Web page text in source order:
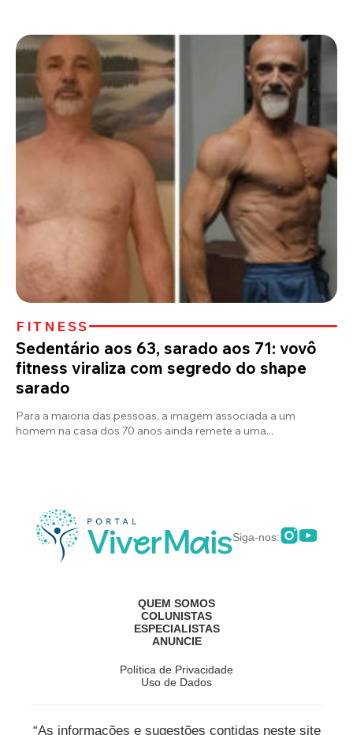
FITNESS
Sedentário aos 63, sarado aos 71: vovô
fitness viraliza com segredo do shape
sarado
Para a maioria das pessoas, a imagem associada a um
homem na casa dos 70 anos ainda remete a uma...
Siga-nos:
QUEM SOMOS
COLUNISTAS
ESPECIALISTAS
ANUNCIE
Política de Privacidade
Uso de Dados
“As informações e sugestões contidas neste site